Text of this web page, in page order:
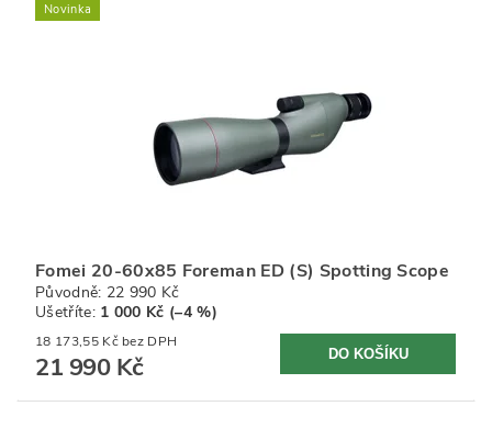
Novinka
Fomei 20-60x85 Foreman ED (S) Spotting Scope
Původně: 22 990 Kč
Ušetříte: 1 000 Kč (–4 %)
18 173,55 Kč bez DPH
21 990 Kč